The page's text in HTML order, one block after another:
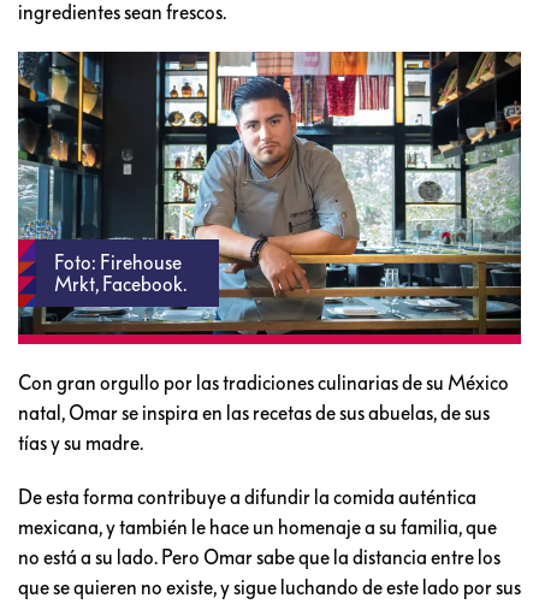
ingredientes sean frescos.
Foto: Firehouse
Mrkt‎, Facebook.
Con gran orgullo por las tradiciones culinarias de su México
natal, Omar se inspira en las recetas de sus abuelas, de sus
tías y su madre.
De esta forma contribuye a difundir la comida auténtica
mexicana, y también le hace un homenaje a su familia, que
no está a su lado. Pero Omar sabe que la distancia entre los
que se quieren no existe, y sigue luchando de este lado por sus